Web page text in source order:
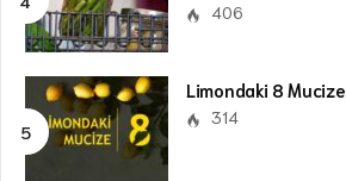
406
Limondaki 8 Mucize
314